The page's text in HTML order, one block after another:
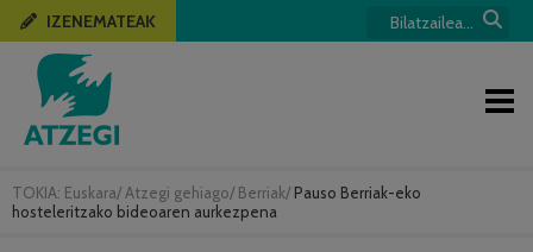
TOKIA: Euskara/ Atzegi gehiago/ Berriak/ Pauso Berriak-eko
hosteleritzako bideoaren aurkezpena
IZENEMATEAK